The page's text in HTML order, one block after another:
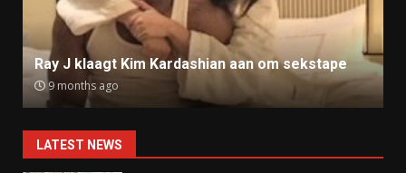
Ray J klaagt Kim Kardashian aan om sekstape
9 months ago
LATEST NEWS